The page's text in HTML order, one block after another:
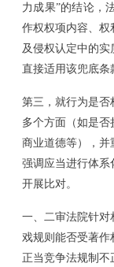
力成果”的结论，
作权权项内容、权
及侵权认定中的
直接适用该兜底条
第三，就行为是否
多个方面（如是否
商业道德等），并
强调应当进行体系
开展比对。
一、二审法院针对
戏规则能否受著作
正当竞争法规制